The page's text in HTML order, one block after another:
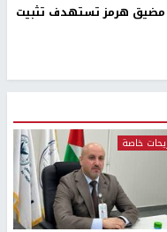
مضيق هرمز تستهدف تثبيت
خاصة